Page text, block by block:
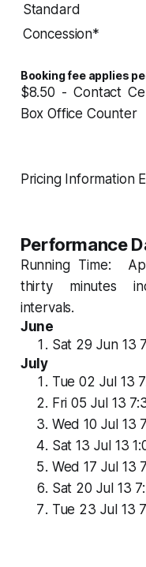
Standard
Concession*
Booking fee applies
$8.50 - Contact
Box Office Counter
Pricing Information
Performance
Running Time:
thirty minutes
intervals.
June
Sat 29 Jun 13
July
Tue 02 Jul 13
Fri 05 Jul 13
Wed 10 Jul 13
Sat 13 Jul 13
Wed 17 Jul 13
Sat 20 Jul 13
Tue 23 Jul 13